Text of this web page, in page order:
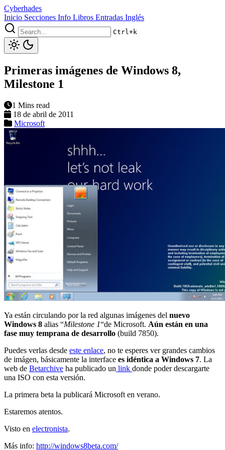
Cyberhades
Inicio Secciones Info Libros Entradas Inglés
Ctrl+k
Primeras imágenes de Windows 8,
Milestone 1
1 Mins read
18 de abril de 2011
Microsoft
Ya están circulando por la red algunas imágenes del nuevo
Windows 8 alias “Milestone 1“de Microsoft. Aún están en una
fase muy temprana de desarrollo (build 7850).
Puedes verlas desde este enlace, no te esperes ver grandes cambios
de imágen, básicamente la interface es idéntica a Windows 7. La
web de Betarchive ha publicado un link donde poder descargarte
una ISO con esta versión.
La primera beta la publicará Microsoft en verano.
Estaremos atentos.
Visto en electronista.
Más info: http://windows8beta.com/